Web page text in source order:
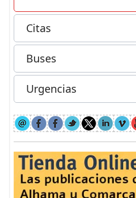
Citas
Buses
Urgencias